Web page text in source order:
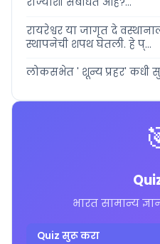
रायरेश्वर या जागृत दे
स्थापनेची शपथ घेतली. हे प्...
लोकसभेत ' शून्य प्रहर' कधी
भारत सामान्य
Quiz सुरू करा